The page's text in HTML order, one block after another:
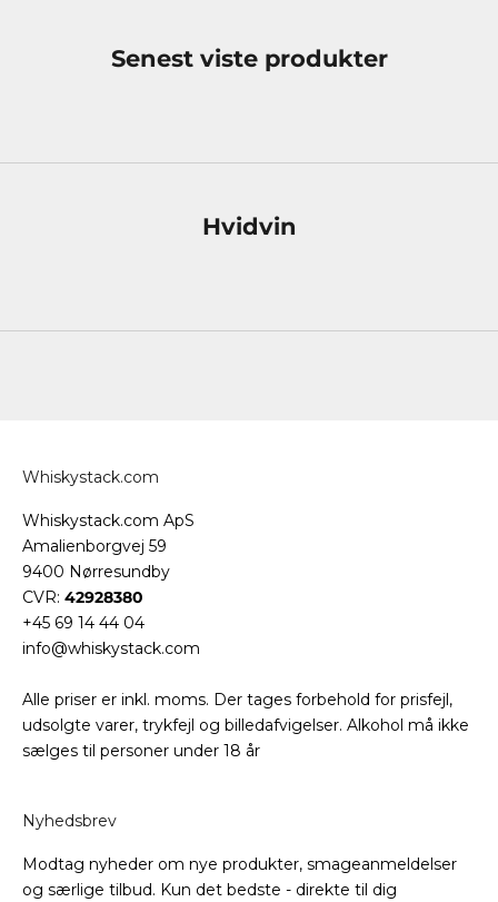
Senest viste produkter
Hvidvin
Whiskystack.com
Whiskystack.com ApS
Amalienborgvej 59
9400 Nørresundby
CVR: 42928380
+45 69 14 44 04
info@whiskystack.com
Alle priser er inkl. moms. Der tages forbehold for prisfejl,
udsolgte varer, trykfejl og billedafvigelser. Alkohol må ikke
sælges til personer under 18 år
Nyhedsbrev
Modtag nyheder om nye produkter, smageanmeldelser
og særlige tilbud. Kun det bedste - direkte til dig